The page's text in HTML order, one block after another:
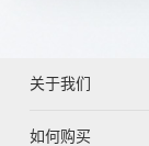
关于我们
如何购买